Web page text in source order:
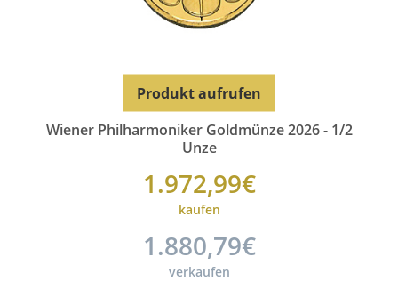
Wiener Philharmoniker Goldmünze 2026 - 1/2
Unze
1.972,99€
kaufen
1.880,79€
verkaufen
Produkt aufrufen